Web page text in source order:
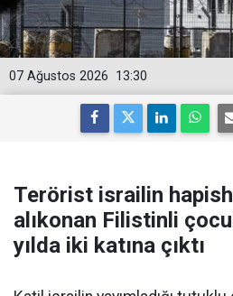
13:30
07 Ağustos 2026
Terörist israilin
alıkonan Filistinli
yılda iki katına çıktı